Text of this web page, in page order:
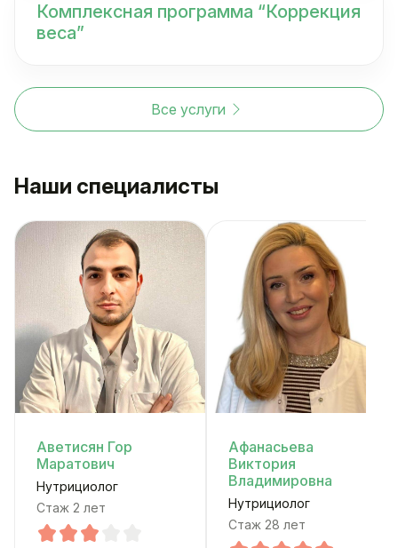
Комплексная программа “Коррекция
веса”
Все услуги
Наши специалисты
Аветисян Гор
Маратович
Нутрициолог
Стаж 2 лет
Афанасьева
Виктория
Владимировна
Нутрициолог
Стаж 28 лет